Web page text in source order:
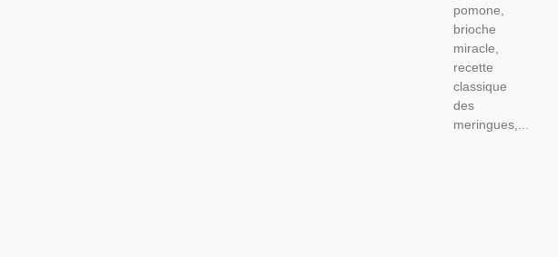
pomone,
brioche
miracle,
recette
classique
des
meringues,...